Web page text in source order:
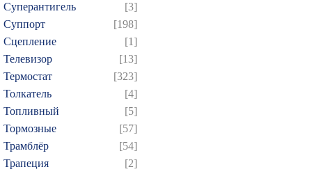
Суперантигель
[3]
Суппорт
[198]
Сцепление
[1]
Телевизор
[13]
Термостат
[323]
Толкатель
[4]
Топливный
[5]
Тормозные
[57]
Трамблёр
[54]
Трапеция
[2]